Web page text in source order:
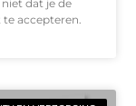
dat je de
accepteren.